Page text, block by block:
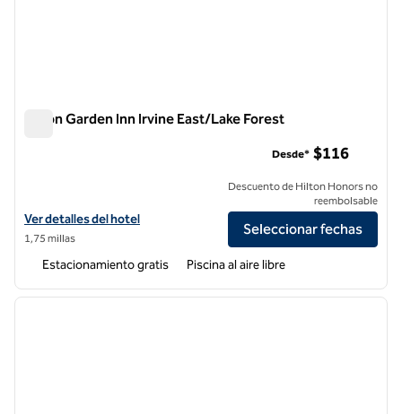
Hilton Garden Inn Irvine East/Lake Forest
Ver detalles del hotel Hilton Garden Inn Irvine East/Lake Forest
Ver detalles del hotel
1,75 millas
Desde* $116
Descuento de Hilton Honors no
reembolsable
Seleccionar fechas
Estacionamiento gratis Piscina al aire libre
1 de 12